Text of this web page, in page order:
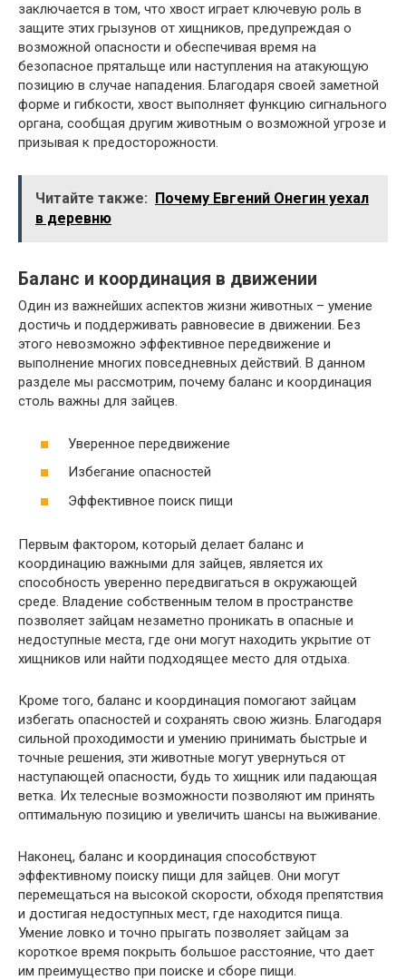
заключается в том, что хвост играет ключевую роль в
защите этих грызунов от хищников, предупреждая о
возможной опасности и обеспечивая время на
безопасное прятальще или наступления на атакующую
позицию в случае нападения. Благодаря своей заметной
форме и гибкости, хвост выполняет функцию сигнального
органа, сообщая другим животным о возможной угрозе и
призывая к предосторожности.
Читайте также:
Почему Евгений Онегин уехал
в деревню
Баланс и координация в движении
Один из важнейших аспектов жизни животных – умение
достичь и поддерживать равновесие в движении. Без
этого невозможно эффективное передвижение и
выполнение многих повседневных действий. В данном
разделе мы рассмотрим, почему баланс и координация
столь важны для зайцев.
Уверенное передвижение
Избегание опасностей
Эффективное поиск пищи
Первым фактором, который делает баланс и
координацию важными для зайцев, является их
способность уверенно передвигаться в окружающей
среде. Владение собственным телом в пространстве
позволяет зайцам незаметно проникать в опасные и
недоступные места, где они могут находить укрытие от
хищников или найти подходящее место для отдыха.
Кроме того, баланс и координация помогают зайцам
избегать опасностей и сохранять свою жизнь. Благодаря
сильной проходимости и умению принимать быстрые и
точные решения, эти животные могут увернуться от
наступающей опасности, будь то хищник или падающая
ветка. Их телесные возможности позволяют им принять
оптимальную позицию и увеличить шансы на выживание.
Наконец, баланс и координация способствуют
эффективному поиску пищи для зайцев. Они могут
перемещаться на высокой скорости, обходя препятствия
и достигая недоступных мест, где находится пища.
Умение ловко и точно прыгать позволяет зайцам за
короткое время покрыть большое расстояние, что дает
им преимущество при поиске и сборе пищи.